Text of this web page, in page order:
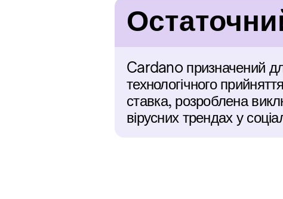
Cardano призначений
технологічного
ставка, розроблена
вірусних трендах у